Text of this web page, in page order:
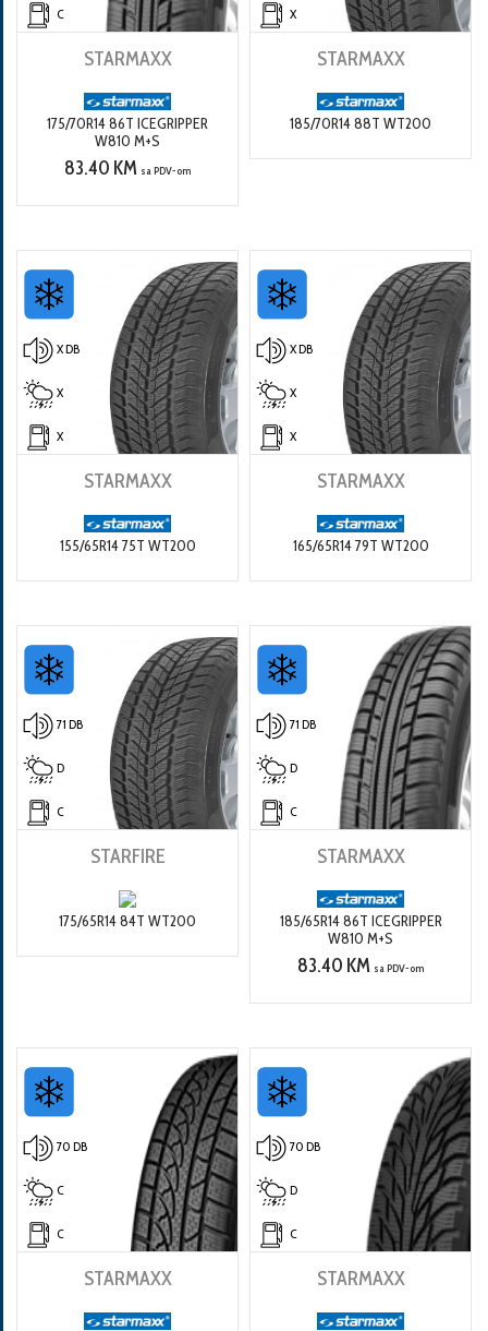
C
STARMAXX
175/70R14 86T ICEGRIPPER
W810 M+S
83.40 KM sa PDV-om
X
STARMAXX
185/70R14 88T WT200
X DB
X
X
STARMAXX
155/65R14 75T WT200
X DB
X
X
STARMAXX
165/65R14 79T WT200
71 DB
D
C
STARFIRE
175/65R14 84T WT200
71 DB
D
C
STARMAXX
185/65R14 86T ICEGRIPPER
W810 M+S
83.40 KM sa PDV-om
70 DB
C
C
STARMAXX
70 DB
D
C
STARMAXX